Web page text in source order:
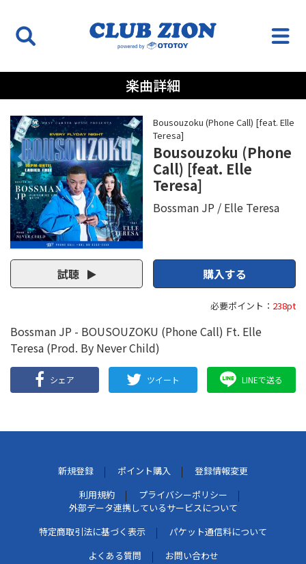
楽曲詳細
Bousouzoku (Phone Call) [feat. Elle
Teresa]
Bousouzoku (Phone
Call) [feat. Elle
Teresa]
Bossman JP Elle Teresa
試聴 購入する
必要ポイント： 238pt
Bossman JP - BOUSOUZOKU (Phone Call) Ft. Elle
Teresa (Prod. By Never Child)
シェア ツイート LINEで送る
新規登録 ポイント購入
登録情報変更
利用規約
プライバシーポリシー
外部データ連携しているサービスについて
特定商取引法に基づく表示
パケット通信料について
よくある質問
お問い合わせ